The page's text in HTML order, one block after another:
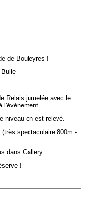
de Bouleyres !
Bulle
Relais jumelée avec le
l'événement.
niveau en est relevé.
(très spectaculaire 800m -
dans Gallery
!